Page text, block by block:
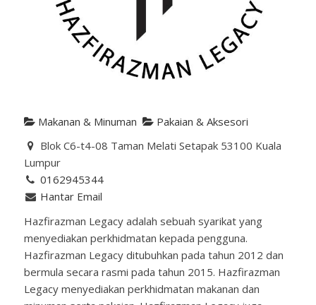
Makanan & Minuman
Pakaian & Aksesori
Blok C6-t4-08 Taman Melati Setapak 53100 Kuala
Lumpur
0162945344
Hantar Email
Hazfirazman Legacy adalah sebuah syarikat yang
menyediakan perkhidmatan kepada pengguna.
Hazfirazman Legacy ditubuhkan pada tahun 2012 dan
bermula secara rasmi pada tahun 2015. Hazfirazman
Legacy menyediakan perkhidmatan makanan dan